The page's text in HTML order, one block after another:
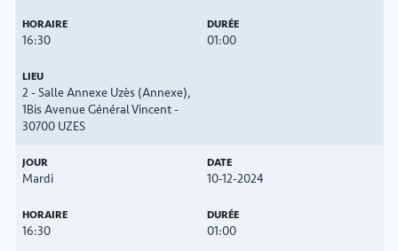
16:30 01:00
2 - Salle Annexe Uzès (Annexe),
1Bis Avenue Général Vincent -
30700 UZES
Mardi 10-12-2024
16:30 01:00